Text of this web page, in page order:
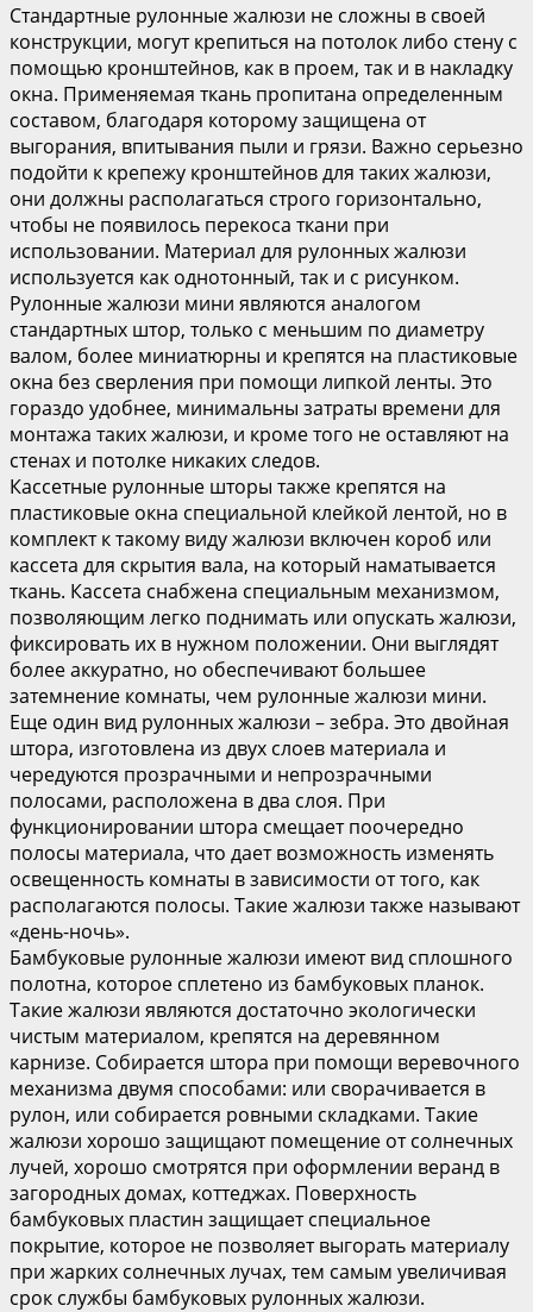
Стандартные рулонные жалюзи не сложны в своей
конструкции, могут крепиться на потолок либо стену с
помощью кронштейнов, как в проем, так и в накладку
окна. Применяемая ткань пропитана определенным
составом, благодаря которому защищена от
выгорания, впитывания пыли и грязи. Важно серьезно
подойти к крепежу кронштейнов для таких жалюзи,
они должны располагаться строго горизонтально,
чтобы не появилось перекоса ткани при
использовании. Материал для рулонных жалюзи
используется как однотонный, так и с рисунком.
Рулонные жалюзи мини являются аналогом
стандартных штор, только с меньшим по диаметру
валом, более миниатюрны и крепятся на пластиковые
окна без сверления при помощи липкой ленты. Это
гораздо удобнее, минимальны затраты времени для
монтажа таких жалюзи, и кроме того не оставляют на
стенах и потолке никаких следов.
Кассетные рулонные шторы также крепятся на
пластиковые окна специальной клейкой лентой, но в
комплект к такому виду жалюзи включен короб или
кассета для скрытия вала, на который наматывается
ткань. Кассета снабжена специальным механизмом,
позволяющим легко поднимать или опускать жалюзи,
фиксировать их в нужном положении. Они выглядят
более аккуратно, но обеспечивают большее
затемнение комнаты, чем рулонные жалюзи мини.
Еще один вид рулонных жалюзи – зебра. Это двойная
штора, изготовлена из двух слоев материала и
чередуются прозрачными и непрозрачными
полосами, расположена в два слоя. При
функционировании штора смещает поочередно
полосы материала, что дает возможность изменять
освещенность комнаты в зависимости от того, как
располагаются полосы. Такие жалюзи также называют
«день-ночь».
Бамбуковые рулонные жалюзи имеют вид сплошного
полотна, которое сплетено из бамбуковых планок.
Такие жалюзи являются достаточно экологически
чистым материалом, крепятся на деревянном
карнизе. Собирается штора при помощи веревочного
механизма двумя способами: или сворачивается в
рулон, или собирается ровными складками. Такие
жалюзи хорошо защищают помещение от солнечных
лучей, хорошо смотрятся при оформлении веранд в
загородных домах, коттеджах. Поверхность
бамбуковых пластин защищает специальное
покрытие, которое не позволяет выгорать материалу
при жарких солнечных лучах, тем самым увеличивая
срок службы бамбуковых рулонных жалюзи.